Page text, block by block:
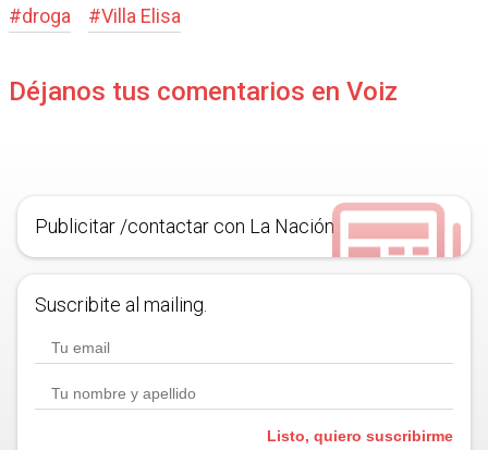
#droga #Villa Elisa
Déjanos tus comentarios en Voiz
Publicitar /contactar con La Nación
Suscribite al mailing.
Listo, quiero suscribirme